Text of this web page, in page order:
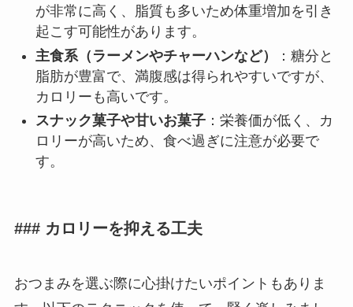
が非常に高く、脂質も多いため体重増加を引き
起こす可能性があります。
主食系（ラーメンやチャーハンなど）
：糖分と
脂肪が豊富で、満腹感は得られやすいですが、
カロリーも高いです。
スナック菓子や甘いお菓子：栄養価が低く、カ
ロリーが高いため、食べ過ぎに注意が必要で
す。
### カロリーを抑える工夫
おつまみを選ぶ際に心掛けたいポイントもありま